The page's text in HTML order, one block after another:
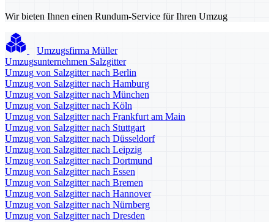
Wir bieten Ihnen einen Rundum-Service für Ihren Umzug
Umzugsfirma Müller
Umzugsunternehmen Salzgitter
Umzug von Salzgitter nach Berlin
Umzug von Salzgitter nach Hamburg
Umzug von Salzgitter nach München
Umzug von Salzgitter nach Köln
Umzug von Salzgitter nach Frankfurt am Main
Umzug von Salzgitter nach Stuttgart
Umzug von Salzgitter nach Düsseldorf
Umzug von Salzgitter nach Leipzig
Umzug von Salzgitter nach Dortmund
Umzug von Salzgitter nach Essen
Umzug von Salzgitter nach Bremen
Umzug von Salzgitter nach Hannover
Umzug von Salzgitter nach Nürnberg
Umzug von Salzgitter nach Dresden